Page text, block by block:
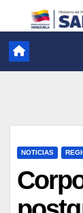
NOTICIAS